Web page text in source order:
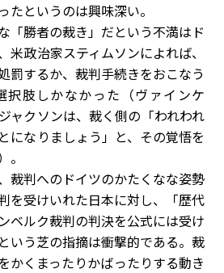
たというのは興味深い。
「勝者の裁き」だという不満はド
米政治家スティムソンによれば、
罰するか、裁判手続きをおこなう
択肢しかなかった（ヴァインケ
ャクソンは、裁く側の「われわれ
になりましょう」と、その覚悟を
裁判へのドイツのかたくなな姿勢
を受けいれた日本に対し、「歴代
ベルク裁判の判決を公式には受け
いう芝の指摘は衝撃的である。裁
かくまったりかばったりする動き